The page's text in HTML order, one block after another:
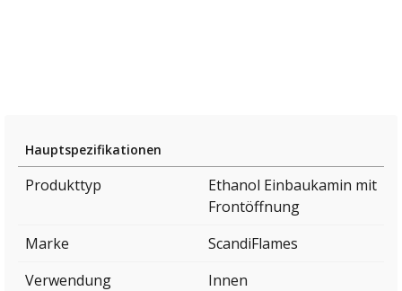
Hauptspezifikationen
Produkttyp
Ethanol Einbaukamin mit
Frontöffnung
Marke
ScandiFlames
Verwendung
Innen